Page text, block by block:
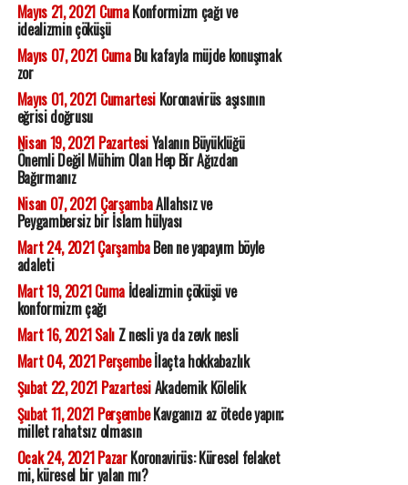
Mayıs 21, 2021 CumaKonformizm çağı ve
idealizmin çöküşü
Mayıs 07, 2021 CumaBu kafayla müjde konuşmak
zor
Mayıs 01, 2021 CumartesiKoronavirüs aşısının
eğrisi doğrusu
Nisan 19, 2021 PazartesiYalanın Büyüklüğü
Önemli Değil Mühim Olan Hep Bir Ağızdan
Bağırmanız
Nisan 07, 2021 ÇarşambaAllahsız ve
Peygambersiz bir İslam hülyası
Mart 24, 2021 ÇarşambaBen ne yapayım böyle
adaleti
Mart 19, 2021 Cumaİdealizmin çöküşü ve
konformizm çağı
Mart 16, 2021 SalıZ nesli ya da zevk nesli
Mart 04, 2021 Perşembeİlaçta hokkabazlık
Şubat 22, 2021 PazartesiAkademik Kölelik
Şubat 11, 2021 PerşembeKavganızı az ötede yapın;
millet rahatsız olmasın
Ocak 24, 2021 PazarKoronavirüs: Küresel felaket
mi, küresel bir yalan mı?